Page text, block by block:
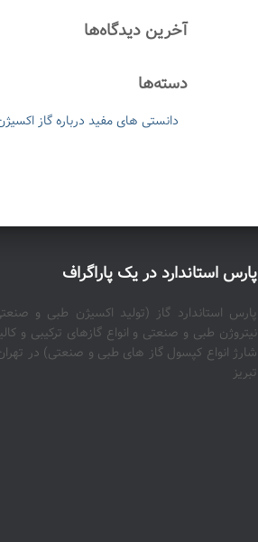
آخرین دیدگاه‌ها
دسته‌ها
دانستی های مفید درباره گاز
پارس استاندارد در یک پاراگراف
پارس استاندارد گاز (تولید اکسیژن طبی و
نیتروژن طبی و صنعتی و انواع گازهای ترکیبی و
شارژ انواع کپسول گاز های طبی و صنعتی) در
تبریز